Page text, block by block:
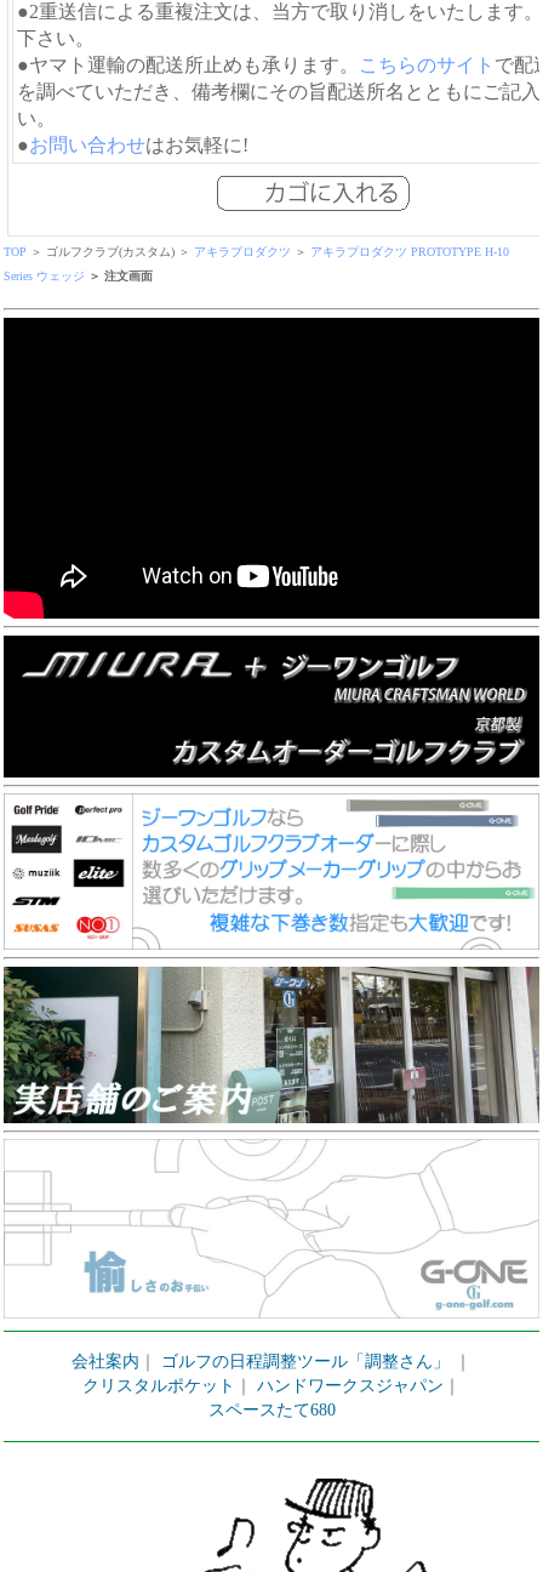
●2重送信による重複注文は、当方で取り消しをいたします
下さい。
●ヤマト運輸の配送所止めも承ります。
こちらのサイト で配
を調べていただき、備考欄にその旨配送所名とともにご記
い。
●お問い合わせはお気軽に!
TOP ＞ ゴルフクラブ(カスタム) ＞ アキラプロダクツ ＞ アキラプロダクツ PROTOTYPE H-10
Series ウェッジ ＞ 注文画面
会社案内 ゴルフの日程調整ツール「調整さん」
クリスタルポケット
ハンドワークスジャパン
スペースたて680